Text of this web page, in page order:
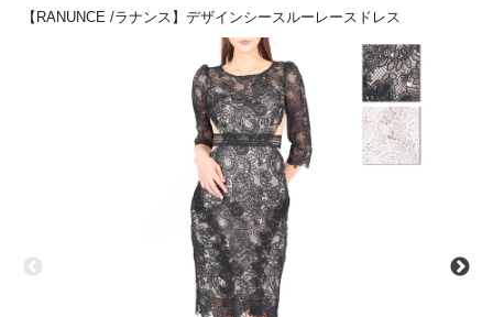
【RANUNCE /ラナンス】デザインシースルーレースドレス